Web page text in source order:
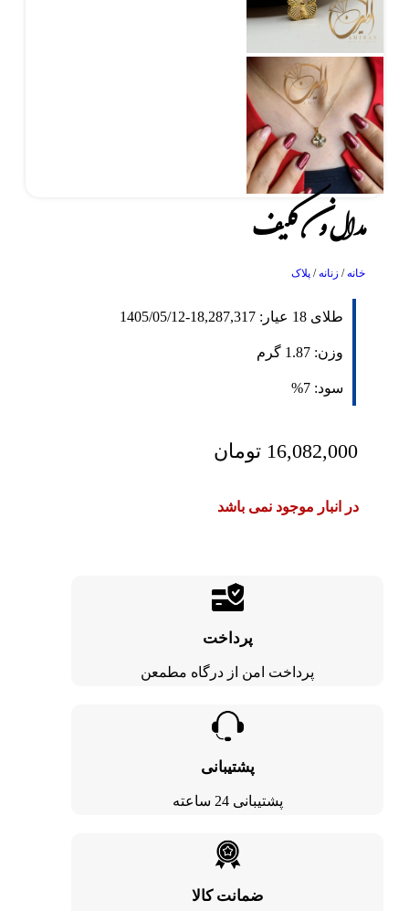
مدال ون کلیف
خانه/ زنانه/ پلاک
طلای 18 عیار: 18,287,317
-
1405/05/12
وزن: 1.87 گرم
سود: 7%
16,082,000 تومان
در انبار موجود نمی باشد
پرداخت
پرداخت امن از درگاه مطمعن
پشتیبانی
پشتیبانی 24 ساعته
ضمانت کالا